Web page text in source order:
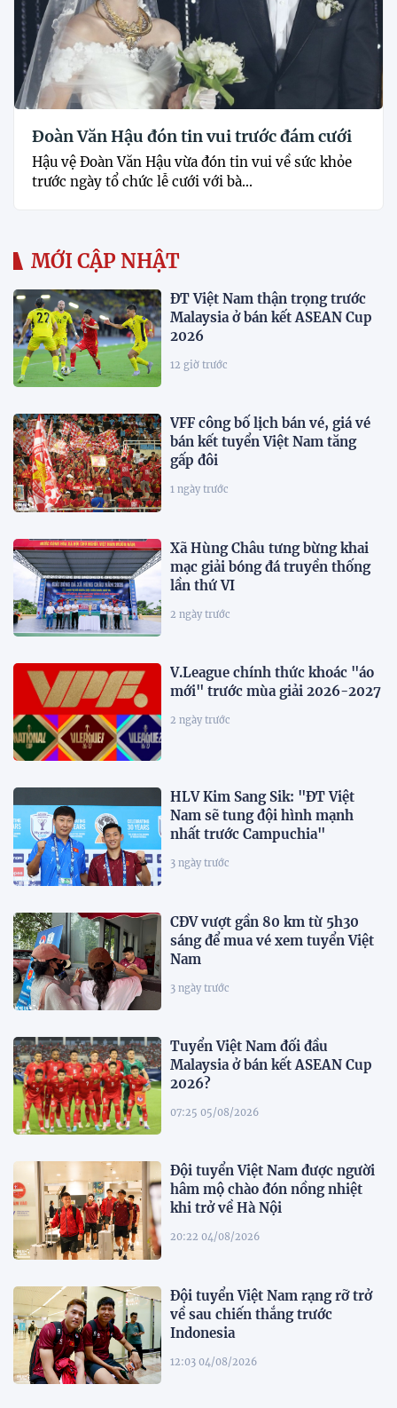
Đoàn Văn Hậu đón tin vui trước đám cưới
Hậu vệ Đoàn Văn Hậu vừa đón tin vui về sức khỏe
trước ngày tổ chức lễ cưới với bà...
MỚI CẬP NHẬT
ĐT Việt Nam thận trọng trước
Malaysia ở bán kết ASEAN Cup
2026
12 giờ trước
VFF công bố lịch bán vé, giá vé
bán kết tuyển Việt Nam tăng
gấp đôi
1 ngày trước
Xã Hùng Châu tưng bừng khai
mạc giải bóng đá truyền thống
lần thứ VI
2 ngày trước
V.League chính thức khoác "áo
mới" trước mùa giải 2026-2027
2 ngày trước
HLV Kim Sang Sik: "ĐT Việt
Nam sẽ tung đội hình mạnh
nhất trước Campuchia"
3 ngày trước
CĐV vượt gần 80 km từ 5h30
sáng để mua vé xem tuyển Việt
Nam
3 ngày trước
Tuyển Việt Nam đối đầu
Malaysia ở bán kết ASEAN Cup
2026?
07:25 05/08/2026
Đội tuyển Việt Nam được người
hâm mộ chào đón nồng nhiệt
khi trở về Hà Nội
20:22 04/08/2026
Đội tuyển Việt Nam rạng rỡ trở
về sau chiến thắng trước
Indonesia
12:03 04/08/2026